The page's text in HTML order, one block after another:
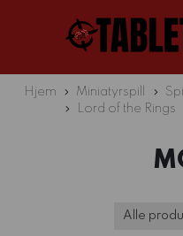
Hjem Miniatyrspill
Lord of the Rings